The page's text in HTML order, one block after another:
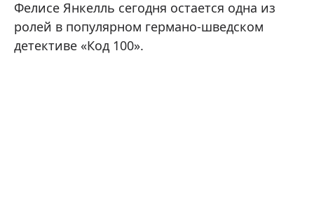
Фелисе Янкелль сегодня остается одна из
ролей в популярном германо-шведском
детективе «Код 100».